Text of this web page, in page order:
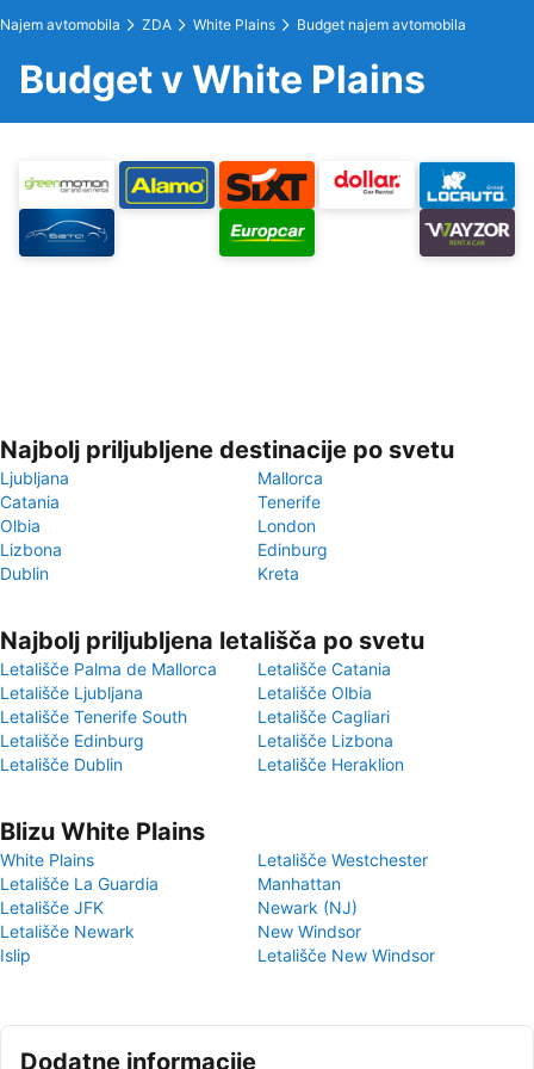
Najem avtomobila ZDA White Plains Budget najem avtomobila
Budget v White Plains
Najbolj priljubljene destinacije po svetu
Ljubljana
Mallorca
Catania
Tenerife
Olbia
London
Lizbona
Edinburg
Dublin
Kreta
Najbolj priljubljena letališča po svetu
Letališče Palma de Mallorca
Letališče Catania
Letališče Ljubljana
Letališče Olbia
Letališče Tenerife South
Letališče Cagliari
Letališče Edinburg
Letališče Lizbona
Letališče Dublin
Letališče Heraklion
Blizu White Plains
White Plains
Letališče Westchester
Letališče La Guardia
Manhattan
Letališče JFK
Newark (NJ)
Letališče Newark
New Windsor
Islip
Letališče New Windsor
Dodatne informacije